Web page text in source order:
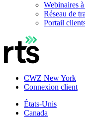
Webinaires
Réseau de
Portail
CWZ New York
Connexion client
États-Unis
Canada